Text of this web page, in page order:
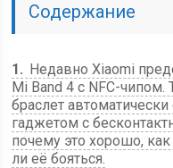
Содержание
1
Недавно Xiaomi
Mi Band 4 с NFC-чипом.
браслет
гаджетом с
почему это хорошо, как
ли её бояться.